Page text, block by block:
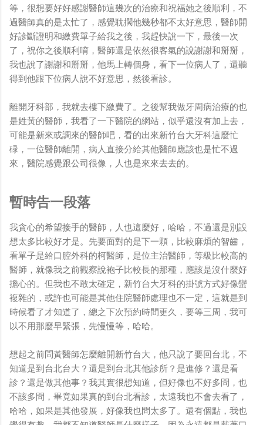
等，很想要好好感謝醫師這幾次的治療和祝福她之後順利，不
過醫師真的是太忙了，感覺耽擱他幾秒都不太好意思，醫師開
好診斷證明和繳費單子給我之後，我趕快說一下，最後一次
了，祝你之後順利唷，醫師還是依然很客氣的說謝謝和掰掰，
我也說了謝謝和掰掰，他馬上轉個身，看下一位病人了，還聽
得到他跟下位病人說不好意思，然後看診。
離開牙科部，我就去樓下繳費了。之後幫我做牙周病治療的也
是姓黃的醫師，我看了一下醫院的網站，似乎還沒有加上去，
可能是新來或調來的醫師吧，看的出來新竹台大牙科這麼忙
碌，一位醫師離開，病人直接分給其他醫師應該也是忙不過
來，醫院感覺跟公司很像，人也是來來去去的。
暫時告一段落
我貪心的希望接手的醫師，人也這麼好，哈哈，不過還是別設
想太多比較好才是。先要面對的是下一顆，比較麻煩的智齒，
看單子是給口腔外科的柯醫師，是位主治醫師，等級比較高的
醫師，就像我之前觀察說袍子比較長的那種，應該是沒什麼好
擔心的。但我也不敢太確定，新竹台大牙科的掛號方式好像蠻
複雜的，或許也可能是其他住院醫師處理也不一定，這就是到
時候看了才知道了，總之下次預約時間更久，要等三周，我可
以不用那麼早緊張，先慢慢等，哈哈。
想起之前問黃醫師怎麼離開新竹台大，他只說了要回台北，不
知道是到台北台大？還是到台北其他診所？是進修？還是看
診？還是做其他事？我其實很想知道，但好像也不好多問，也
不該多問，畢竟如果真的到台北看診，太遠我也不會去看了，
哈哈，如果是其他發展，好像我也問太多了。還有個點，我也